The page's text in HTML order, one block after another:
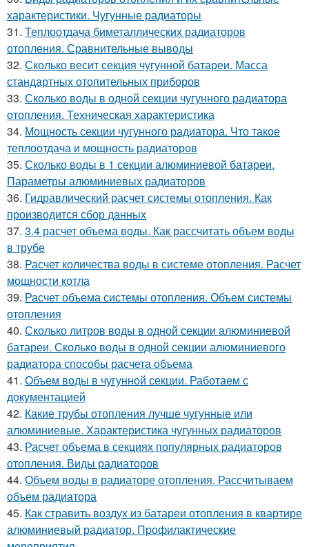
характеристики. Чугунные радиаторы
31. Теплоотдача биметаллических радиаторов
отопления. Сравнительные выводы
32. Сколько весит секция чугунной батареи. Масса
стандартных отопительных приборов
33. Сколько воды в одной секции чугунного радиатора
отопления. Техническая характеристика
34. Мощность секции чугунного радиатора. Что такое
теплоотдача и мощность радиаторов
35. Сколько воды в 1 секции алюминиевой батареи.
Параметры алюминиевых радиаторов
36. Гидравлический расчет системы отопления. Как
производится сбор данных
37. 3.4 расчет объема воды. Как рассчитать объем воды
в трубе
38. Расчет количества воды в системе отопления. Расчет
мощности котла
39. Расчет объема системы отопления. Объем системы
отопления
40. Сколько литров воды в одной секции алюминиевой
батареи. Сколько воды в одной секции алюминиевого
радиатора способы расчета объема
41. Объем воды в чугунной секции. Работаем с
документацией
42. Какие трубы отопления лучше чугунные или
алюминиевые. Характеристика чугунных радиаторов
43. Расчет объема в секциях популярных радиаторов
отопления. Виды радиаторов
44. Объем воды в радиаторе отопления. Рассчитываем
объем радиатора
45. Как стравить воздух из батареи отопления в квартире
алюминиевый радиатор. Профилактические